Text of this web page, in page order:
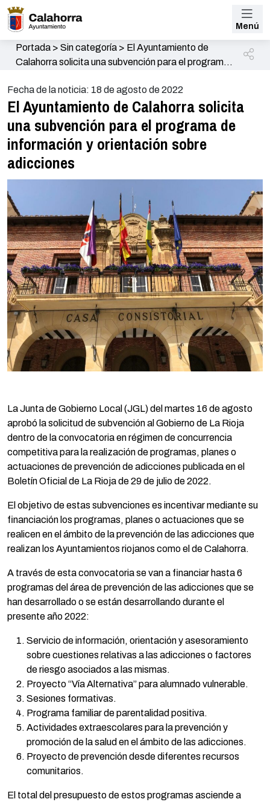
Menú
Portada> Sin categoría> El Ayuntamiento de
Calahorra solicita una subvención para el programa
Fecha de la noticia: 18 de agosto de 2022
El Ayuntamiento de Calahorra solicita
una subvención para el programa de
información y orientación sobre
adicciones
La Junta de Gobierno Local (JGL) del martes 16 de agosto
aprobó la solicitud de subvención al Gobierno de La Rioja
dentro de la convocatoria en régimen de concurrencia
competitiva para la realización de programas, planes o
actuaciones de prevención de adicciones publicada en el
Boletín Oficial de La Rioja de 29 de julio de 2022.
El objetivo de estas subvenciones es incentivar mediante su
financiación los programas, planes o actuaciones que se
realicen en el ámbito de la prevención de las adicciones que
realizan los Ayuntamientos riojanos como el de Calahorra.
A través de esta convocatoria se van a financiar hasta 6
programas del área de prevención de las adicciones que se
han desarrollado o se están desarrollando durante el
presente año 2022:
Servicio de información, orientación y asesoramiento
sobre cuestiones relativas a las adicciones o factores
de riesgo asociados a las mismas.
Proyecto “Vía Alternativa” para alumnado vulnerable.
Sesiones formativas.
Programa familiar de parentalidad positiva.
Actividades extraescolares para la prevención y
promoción de la salud en el ámbito de las adicciones.
Proyecto de prevención desde diferentes recursos
comunitarios.
El total del presupuesto de estos programas asciende a